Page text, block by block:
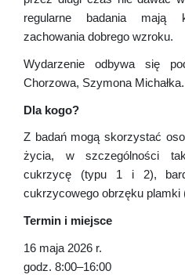
regularne badania mają
zachowania dobrego wzroku.
Wydarzenie odbywa się
Chorzowa, Szymona Michałka.
Dla kogo?
Z badań mogą skorzystać
życia, w szczególności
cukrzycę (typu 1 i 2),
cukrzycowego obrzęku plamki
Termin i miejsce
16 maja 2026 r.
godz. 8:00–16:00